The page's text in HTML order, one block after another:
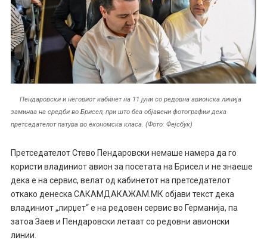
Пендаровски и неговиот кабинет на 11 јуни со редовна авионска линија
заминаа на средби во Брисел, при што беа објавени фотографии дека
претседателот патува во економска класа. (Фото: Фејсбук)
Претседателот Стево Пендаровски немаше намера да го
користи владиниот авион за посетата на Брисел и не знаеше
дека е на сервис, велат од кабинетот на претседателот
откако денеска САКАМДАКАЖАМ.МК објави текст дека
владиниот „лирџет“ е на редовен сервис во Германија, па
затоа Заев и Пендаровски летаат со редовни авионски
линии.